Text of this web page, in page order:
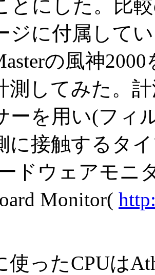
とにした。比
ジに付属して
の風神
測してみた。
ーを用い(フィ
に接触するタ
ドウェアモニ
Monitor(
ったCPUは